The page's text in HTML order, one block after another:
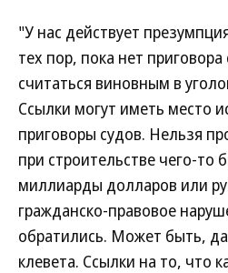
"У нас действует
тех пор, пока нет
считаться виновным в
Ссылки могут иметь место
приговоры судов. Нельзя
при строительстве чего-
миллиарды долларов или
гражданско-правовое
обратились. Может быть,
клевета. Ссылки на то, что